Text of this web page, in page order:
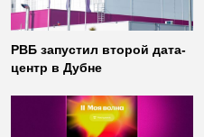
РВБ запустил второй дата-
центр в Дубне